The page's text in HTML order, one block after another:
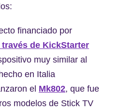
financiado por
través de KickStarter
muy similar al
en Italia
el Mk802, que fue
modelos de Stick TV